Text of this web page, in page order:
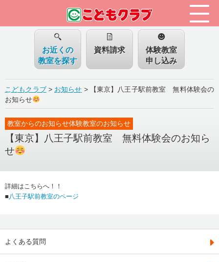
お近くの
教室を探す
資料請求
体験教室
申し込み
こどもクラブ> お知らせ >
【東京】八王子駅前教室 無料体験会の
お知らせ
【東京】八王子駅前教室 無料体験会のお知ら
せ
教室からのお知らせ体験教室のお知らせ
詳細はこちらへ！！
■八王子駅前教室のページ
よくある質問